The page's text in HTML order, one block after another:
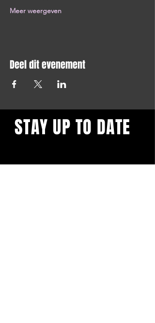
Meer weergeven
Deel dit evenement
in voor onze nieuwsbrief.
STAY UP TO DATE